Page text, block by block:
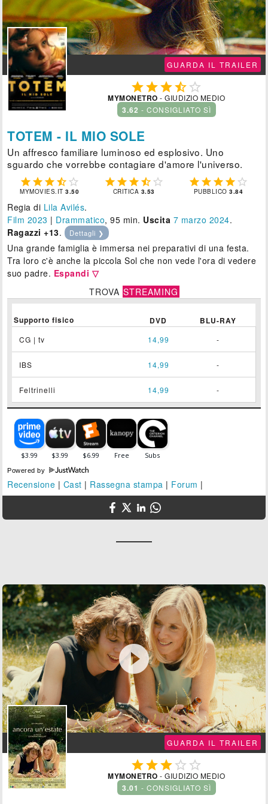
GUARDA IL TRAILER
 
MYMONETRO - GIUDIZIO MEDIO
3.62 - CONSIGLIATO SÌ
TOTEM - IL MIO SOLE
Un affresco familiare luminoso ed esplosivo. Uno
sguardo che vorrebbe contagiare d'amore l'universo.
    
MYMOVIES.IT3.50
    
CRITICA 3.53
    
PUBBLICO3.84
Regia di Lila Avilés.
Film 2023 | Drammatico, 95 min. Uscita 7 marzo 2024.
Ragazzi +13. Dettagli ❯
Una grande famiglia è immersa nei preparativi di una festa.
Tra loro c'è anche la piccola Sol che non vede l'ora di vedere
suo padre. Espandi ▽
TROVA STREAMING
Supporto fisico DVD BLU-RAY
CG | tv 14,99 -
IBS 14,99 -
Feltrinelli 14,99 -
Powered by
Recensione | Cast | Rassegna stampa | Forum |

GUARDA IL TRAILER
  
MYMONETRO - GIUDIZIO MEDIO
3.01 - CONSIGLIATO SÌ